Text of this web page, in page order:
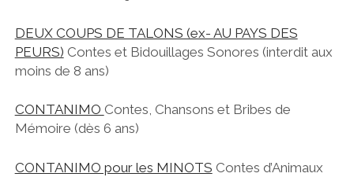
DEUX COUPS DE TALONS (ex- AU PAYS DES
PEURS) Contes et Bidouillages Sonores (interdit aux
moins de 8 ans)
CONTANIMO Contes, Chansons et Bribes de
Mémoire (dès 6 ans)
CONTANIMO pour les MINOTS Contes d’Animaux